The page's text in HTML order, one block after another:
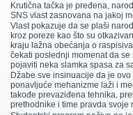
Krutična tačka je pređena,
SNS vlast zasnovana na jakoj
Vlast pokazuje da se plaši
kroz poreze kao što su
kraju lažna obećanja o
čekati poslednji momenat da
pojaviti neka slamka spasa za
Džabe sve insinuacije da je
ponavljuće mehanizme laži i
takođe prevaziđena tehnika,
prethodnike i time pravda svoje